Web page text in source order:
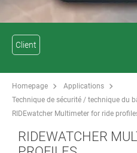
Client
Homepage
Applications
Technique de sécurité / technique du
RIDEwatcher Multimeter for ride
RIDEWATCHER